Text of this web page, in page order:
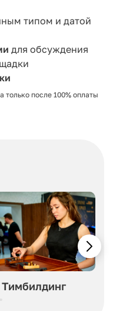
типом и датой
для обсуждения
только после 100% оплаты
Тимбилдинг